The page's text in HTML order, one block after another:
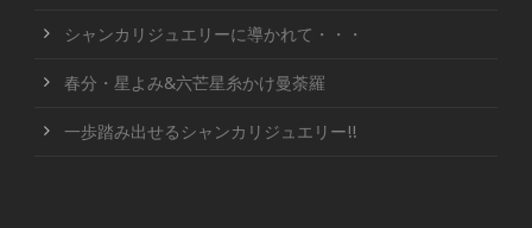
シャンカリジュエリーに導かれて・・・
春分・星よみ&六芒星糸かけ曼荼羅
一歩踏み出せるシャンカリジュエリー!!